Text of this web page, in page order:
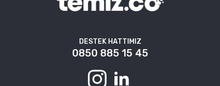
DESTEK HATTIMIZ
0850 885 15 45